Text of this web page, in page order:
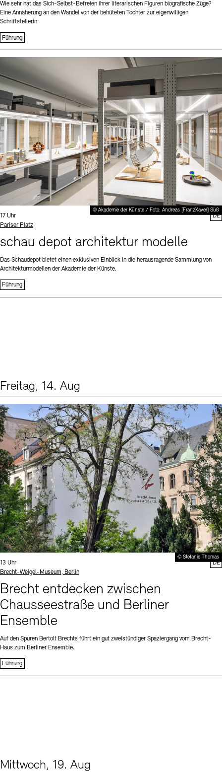
Wie sehr hat das Sich-Selbst-Befreien ihrer literarischen Figuren biografische Züge?
Eine Annäherung an den Wandel von der behüteten Tochter zur eigenwilligen
Schriftstellerin.
Führung
© Akademie der Künste / Foto: Andreas [FranzXaver] Süß
Uhrzeit:
17 Uhr
Standort
Pariser Platz
schau depot architektur modelle
Das Schaudepot bietet einen exklusiven Einblick in die herausragende Sammlung von
Architekturmodellen der Akademie der Künste.
Führung
DE
Freitag, 14. Aug
© Stefanie Thomas
Uhrzeit:
13 Uhr
Standort
Brecht-Weigel-Museum, Berlin
Brecht entdecken zwischen
Chausseestraße und Berliner
Ensemble
Auf den Spuren Bertolt Brechts führt ein gut zweistündiger Spaziergang vom Brecht-
Haus zum Berliner Ensemble.
Führung
DE
Mittwoch, 19. Aug